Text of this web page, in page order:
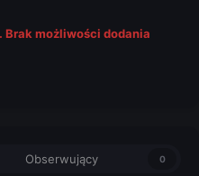
Brak możliwości dodania
Obserwujący 0